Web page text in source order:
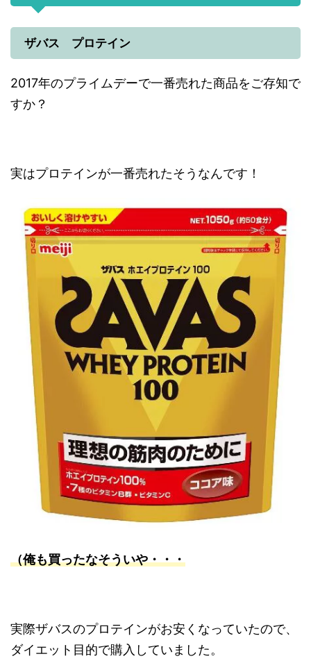
ザバス プロテイン
2017年のプライムデーで一番売れた商品をご存知で
すか？
実はプロテインが一番売れたそうなんです！
（俺も買ったなそういや・・・
実際ザバスのプロテインがお安くなっていたので、
ダイエット目的で購入していました。